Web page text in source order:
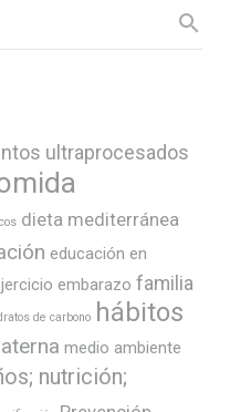
ultraprocesados
dieta mediterránea
educación en
embarazo familia
de carbono
hábitos
medio ambiente
nutrición;